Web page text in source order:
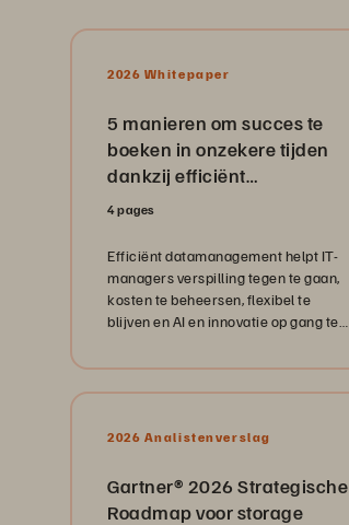
2026 Whitepaper
5 manieren om succes te
boeken in onzekere tijden
dankzij efficiënt
datamanagement
4 pages
Efficiënt datamanagement helpt IT-
managers verspilling tegen te gaan,
kosten te beheersen, flexibel te
blijven en AI en innovatie op gang te
wereld.
2026 Analistenverslag
Gartner® 2026 Strategische
Roadmap voor storage